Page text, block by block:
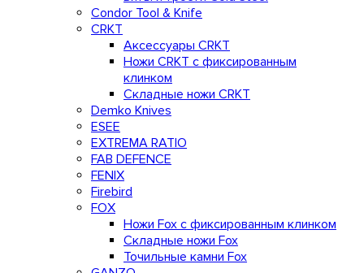
Condor Tool & Knife
CRKT
Аксессуары CRKT
Ножи CRKT с фиксированным
клинком
Складные ножи CRKT
Demko Knives
ESEE
EXTREMA RATIO
FAB DEFENCE
FENIX
Firebird
FOX
Ножи Fox с фиксированным клинком
Складные ножи Fox
Точильные камни Fox